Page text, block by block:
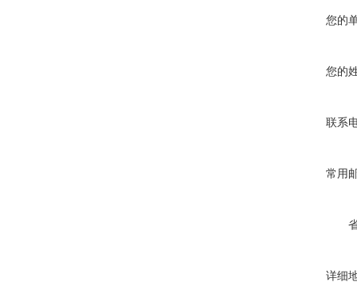
您的
您的
联系
常用
详细